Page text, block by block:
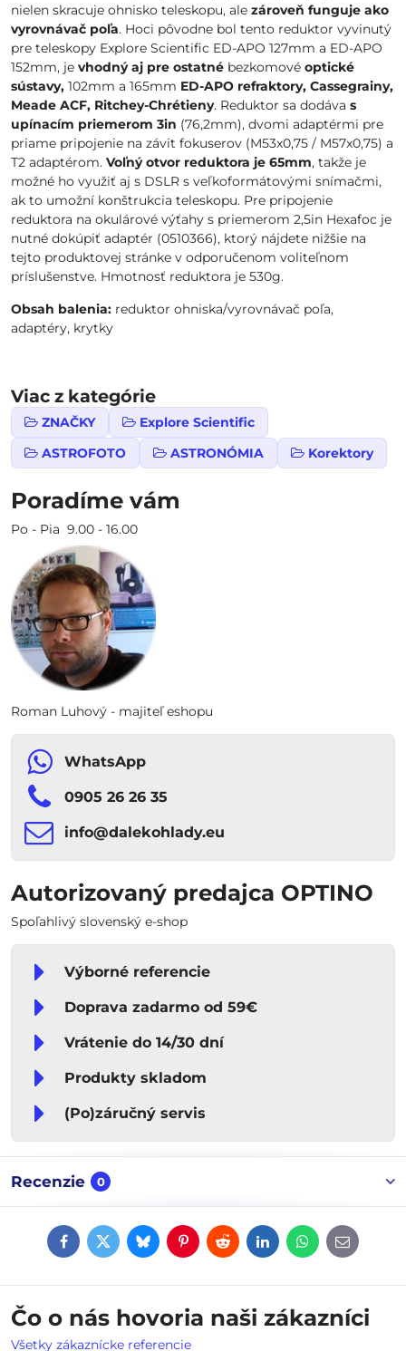
nielen skracuje ohnisko teleskopu, ale zároveň funguje ako
vyrovnávač poľa. Hoci pôvodne bol tento reduktor vyvinutý
pre teleskopy Explore Scientific ED-APO 127mm a ED-APO
152mm, je vhodný aj pre ostatné bezkomové optické
sústavy, 102mm a 165mm ED-APO refraktory, Cassegrainy,
Meade ACF, Ritchey-Chrétieny. Reduktor sa dodáva s
upínacím priemerom 3in (76,2mm), dvomi adaptérmi pre
priame pripojenie na závit fokuserov (M53x0,75 / M57x0,75) a
T2 adaptérom. Voľný otvor reduktora je 65mm, takže je
možné ho využiť aj s DSLR s veľkoformátovými snímačmi,
ak to umožní konštrukcia teleskopu. Pre pripojenie
reduktora na okulárové výťahy s priemerom 2,5in Hexafoc je
nutné dokúpiť adaptér (0510366), ktorý nájdete nižšie na
tejto produktovej stránke v odporučenom voliteľnom
príslušenstve. Hmotnosť reduktora je 530g.
Obsah balenia: reduktor ohniska/vyrovnávač poľa,
adaptéry, krytky
Viac z kategórie
ZNAČKY
Explore Scientific
ASTROFOTO
ASTRONÓMIA Korektory
Poradíme vám
Po - Pia 9.00 - 16.00
Roman Luhový - majiteľ eshopu
WhatsApp
0905 26 26 35
info​​@dalekohlady​​.eu
Autorizovaný predajca OPTINO
Spoľahlivý slovenský e-shop
Výborné referencie
Doprava zadarmo od 59€
Vrátenie do 14/30 dní
Produkty skladom
(Po)záručný servis
Recenzie 0
FacebookTwitterBlueskyPinterestRedditLinkedInWhatsApp
E-
mail
Čo o nás hovoria naši zákazníci
Všetky zákaznícke referencie